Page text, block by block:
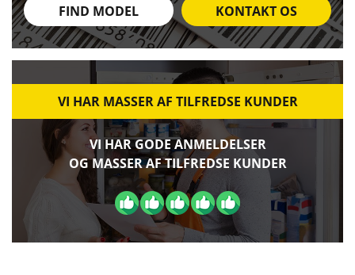
FIND MODEL KONTAKT OS
VI HAR MASSER AF TILFREDSE KUNDER
VI HAR GODE ANMELDELSER
OG MASSER AF TILFREDSE KUNDER